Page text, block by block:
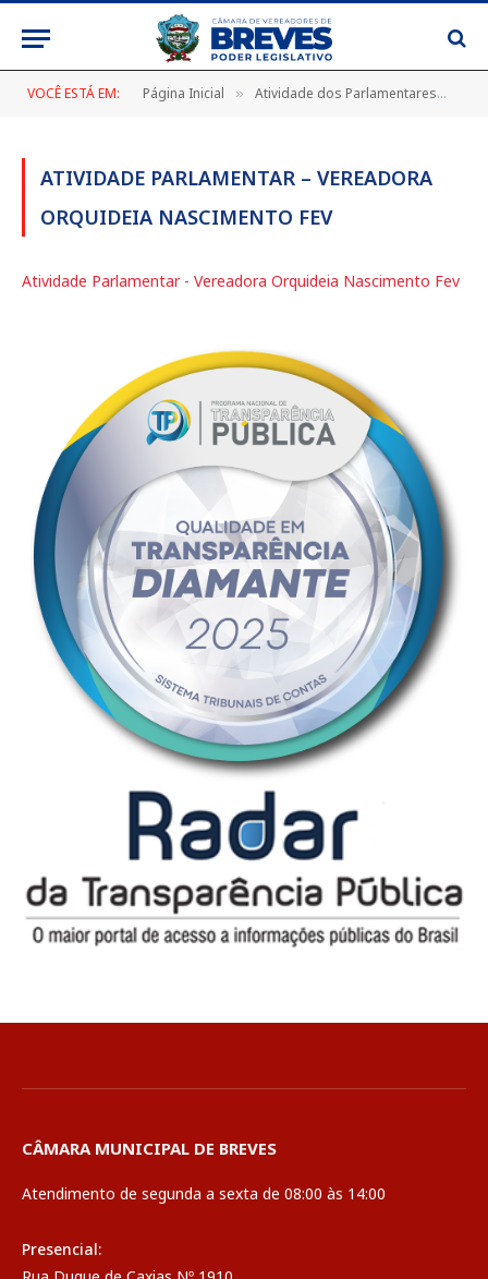
VOCÊ ESTÁ EM: Página Inicial » Atividade dos Parlamentares
ATIVIDADE PARLAMENTAR – VEREADORA
ORQUIDEIA NASCIMENTO FEV
Atividade Parlamentar - Vereadora Orquideia Nascimento Fev
CÂMARA MUNICIPAL DE BREVES
Atendimento de segunda a sexta de 08:00 às 14:00
Presencial: